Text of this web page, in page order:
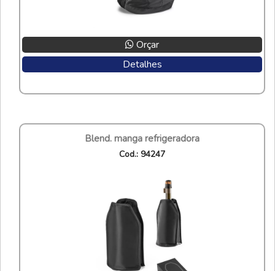
Orçar
Detalhes
blend. manga refrigeradora
cod.: 94247